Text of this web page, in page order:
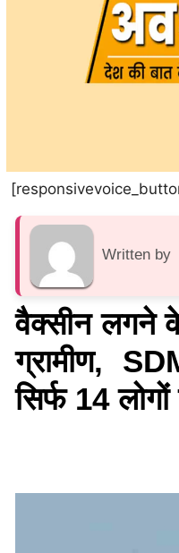
Written by
वैक्सीन लगने
ग्रामीण,
सिर्फ 14